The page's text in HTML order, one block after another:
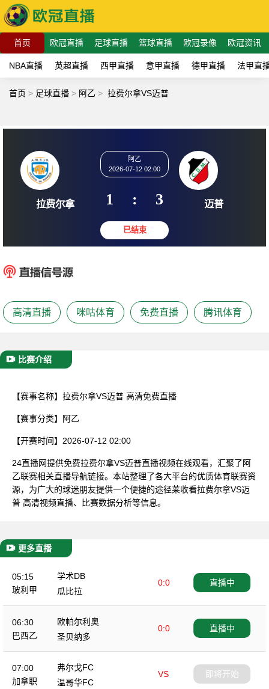
首页 欧冠直播 足球直播 篮球直播 欧冠录像 欧冠资讯
NBA直播 英超直播 西甲直播 意甲直播 德甲直播 法甲直
首页 > 足球直播 > 阿乙 > 拉费尔拿VS迈普
拉费尔拿
阿乙
2026-07-12 02:00
1 : 3 迈
高清直播 咪咕体育 免费直播 腾讯体育
比赛介绍
【赛事名称】 拉费尔拿VS迈普 高清免费直播
【赛事分类】 阿乙
【开赛时间】 2026-07-12 02:00
24直播网提供免费拉费尔拿VS迈普直播视频在线观看，汇聚了阿
乙联赛相关直播导航链接。本站整理了各大平台的优质体育联赛资
源，为广大的球迷朋友提供一个便捷的途径莱收看拉费尔拿VS迈
普 高清视频直播、比赛数据分析等信息。
更多直播
05:15
玻利甲
学术DB
0:0
瓜比拉
直播中
06:30
巴西乙
欧帕尔利奥
0:0
圣贝纳多
直播中
07:00
加拿职
弗尔戈FC
VS
温哥华FC
即将开始